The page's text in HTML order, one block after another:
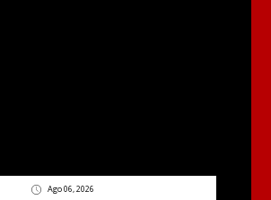
Ago 06, 2026